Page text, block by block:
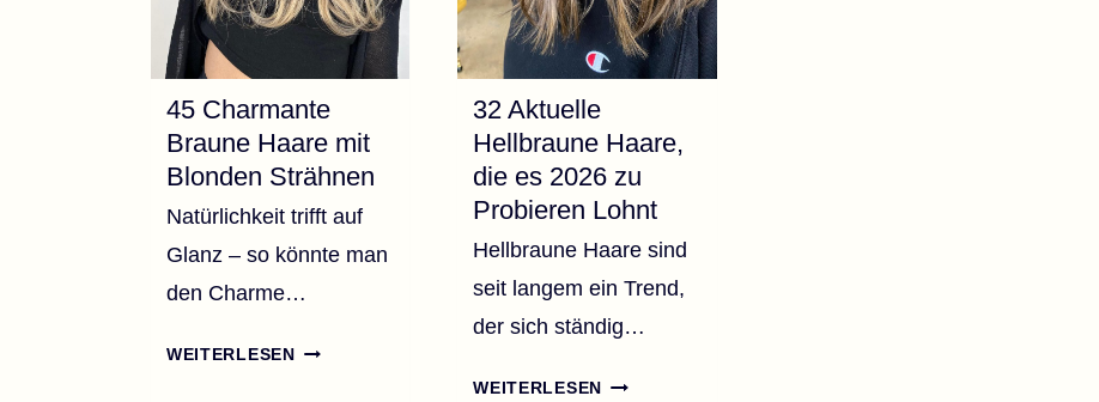
45 Charmante
Braune Haare mit
Blonden Strähnen
Natürlichkeit trifft auf
Glanz – so könnte man
den Charme…
WEITERLESEN45
32 Aktuelle
Hellbraune Haare,
die es 2026 zu
Probieren Lohnt
Hellbraune Haare sind
seit langem ein Trend,
der sich ständig…
WEITERLESEN